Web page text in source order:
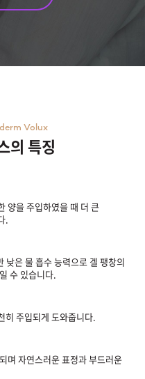
Volux
의 특징
양을 주입하였을 때 더 큰
.
낮은 물 흡수 능력으로 겔 팽창의
수 있습니다.
히 주입되게 도와줍니다.
며 자연스러운 표정과 부드러운